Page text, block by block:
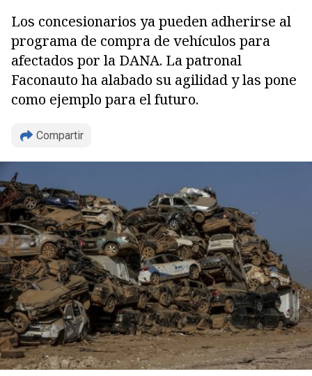
Los concesionarios ya pueden adherirse al
programa de compra de vehículos para
afectados por la DANA. La patronal
Faconauto ha alabado su agilidad y las pone
como ejemplo para el futuro.
Compartir
Copiar